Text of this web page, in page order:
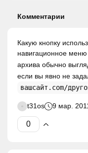
Комментарии
Какую кнопку
навигационное
архива обычно
если вы явно не
вашсайт.com/
t31os 9 мар.